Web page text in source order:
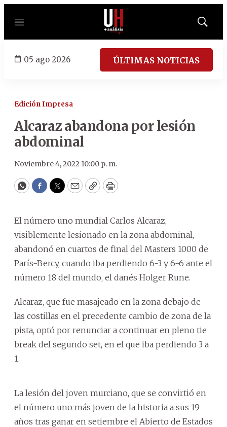
Menú
Mostrar
05 ago 2026 ÚLTIMAS NOTICIAS
Edición Impresa
Alcaraz abandona por lesión
abdominal
Noviembre 4, 2022 10:00 p. m.
WhatsApp
Facebook
Twitter
EmailCopyPrint
El número uno mundial Carlos Alcaraz,
visiblemente lesionado en la zona abdominal,
abandonó en cuartos de final del Masters 1000 de
París-Bercy, cuando iba perdiendo 6-3 y 6-6 ante el
número 18 del mundo, el danés Holger Rune.
Alcaraz, que fue masajeado en la zona debajo de
las costillas en el precedente cambio de zona de la
pista, optó por renunciar a continuar en pleno tie
break del segundo set, en el que iba perdiendo 3 a
1.
La lesión del joven murciano, que se convirtió en
el número uno más joven de la historia a sus 19
años tras ganar en setiembre el Abierto de Estados